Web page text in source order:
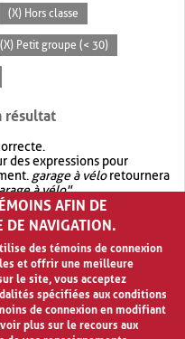
(X) Hors classe
(X) Petit groupe (< 30)
résultat
des expressions pour
garage à véloretournera
à vélo".
avec OR.garage OR vélo
quegarage à vélo
AFIN DE
DE NAVIGATION.
des témoins de connexion
et offrir une meilleure
le site, vous acceptez
spécifiées aux conditions
de connexion en modifiant
plus sur le recours aux